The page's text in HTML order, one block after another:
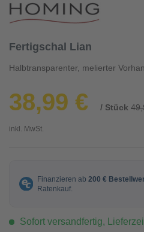
Fertigschal Lian
Halbtransparenter, melierter
38,99 € / Stück
inkl. MwSt.
Sofort versandfertig,